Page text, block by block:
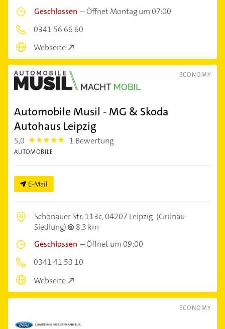
Geschlossen –Öffnet Montag um 07:00
0341 56 66 60
Webseite
ECONOMY
Automobile Musil - MG & Skoda
Autohaus Leipzig
5,0 5.0 1 Bewertung
AUTOMOBILE
E-Mail
Schönauer Str. 113c,04207 Leipzig (Grünau-
Siedlung)
8,3 km
Geschlossen –Öffnet um 09:00
0341 41 53 10
Webseite
ECONOMY